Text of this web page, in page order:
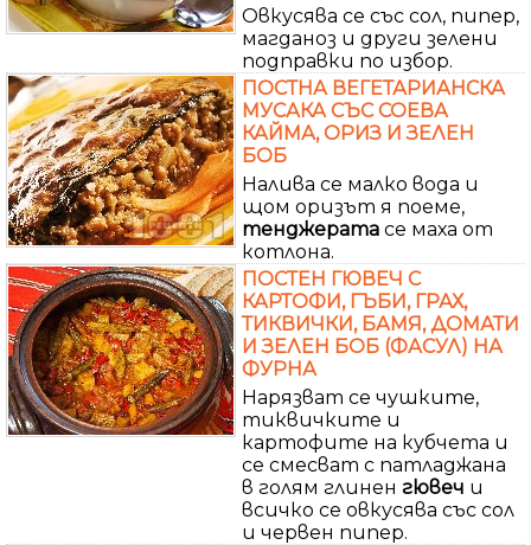
Овкусява се със сол, пипер,
магданоз и други зелени
подправки по избор.
ПОСТНА ВЕГЕТАРИАНСКА
МУСАКА СЪС СОЕВА
КАЙМА, ОРИЗ И ЗЕЛЕН
БОБ
Налива се малко вода и
щом оризът я поеме,
тенджерата се маха от
котлона.
ПОСТЕН ГЮВЕЧ С
КАРТОФИ, ГЪБИ, ГРАХ,
ТИКВИЧКИ, БАМЯ, ДОМАТИ
И ЗЕЛЕН БОБ (ФАСУЛ) НА
ФУРНА
Нарязват се чушките,
тиквичките и
картофите на кубчета и
се смесват с патладжана
в голям глинен гювеч и
всичко се овкусява със сол
и червен пипер.